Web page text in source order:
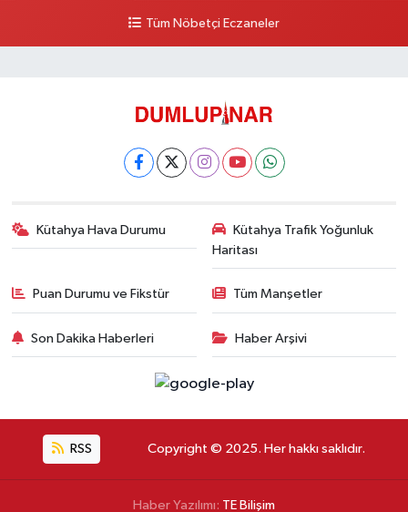
Tüm Nöbetçi Eczaneler
Kütahya Hava Durumu
Kütahya Trafik Yoğunluk
Haritası
Puan Durumu ve Fikstür Tüm Manşetler
Son Dakika Haberleri Haber Arşivi
RSS Copyright © 2025. Her hakkı saklıdır.
Haber Yazılımı: TE Bilişim